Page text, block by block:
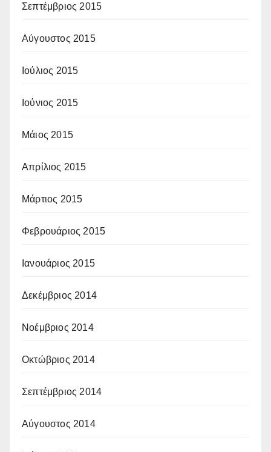
Σεπτέμβριος 2015
Αύγουστος 2015
Ιούλιος 2015
Ιούνιος 2015
Μάιος 2015
Απρίλιος 2015
Μάρτιος 2015
Φεβρουάριος 2015
Ιανουάριος 2015
Δεκέμβριος 2014
Νοέμβριος 2014
Οκτώβριος 2014
Σεπτέμβριος 2014
Αύγουστος 2014